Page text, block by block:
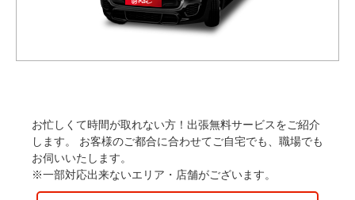
お忙しくて時間が取れない方！出張無料サービスをご紹介
します。
お客様のご都合に合わせてご自宅でも、職場でも
お伺いいたします。
※一部対応出来ないエリア・店舗がございます。